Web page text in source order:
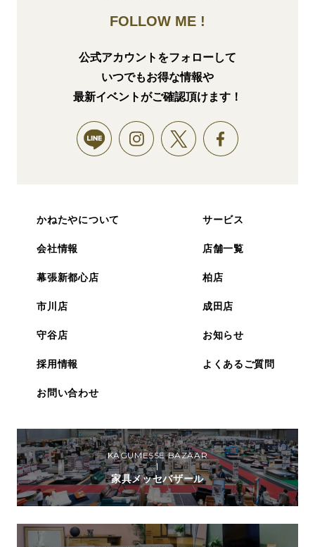
FOLLOW ME !
公式アカウントをフォローして
いつでもお得な情報や
最新イベントがご確認頂けます！
KAGUMESSE BAZAAR
家具メッセバザール
かねたやについて サービス
会社情報 店舗一覧
幕張新都心店 柏店
市川店 成田店
守谷店 お知らせ
採用情報 よくあるご質問
お問い合わせ